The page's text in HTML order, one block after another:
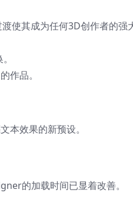
使其成为任何3D创作者的强
作品。
本效果的新预设。
的加载时间已显着改善。